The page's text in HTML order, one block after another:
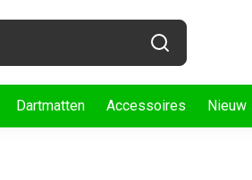
Dartmatten Accessoires Nieuw